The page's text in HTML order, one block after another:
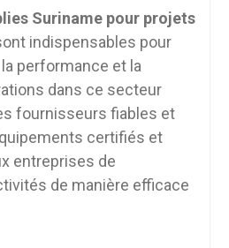
Suriname pour projets
indispensables pour
performance et la
dans ce secteur
fournisseurs fiables et
certifiés et
entreprises de
de manière efficace